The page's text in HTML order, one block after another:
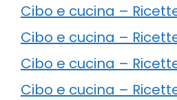
Cibo e cucina –
Cibo e cucina –
Cibo e cucina –
Cibo e cucina –